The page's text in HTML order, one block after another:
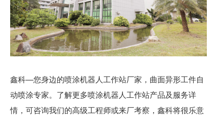
鑫科—您身边的喷涂机器人工作站厂家，曲面异形工件自
动喷涂专家。了解更多喷涂机器人工作站产品及服务详
情，可咨询我们的高级工程师或来厂考察，鑫科将很乐意